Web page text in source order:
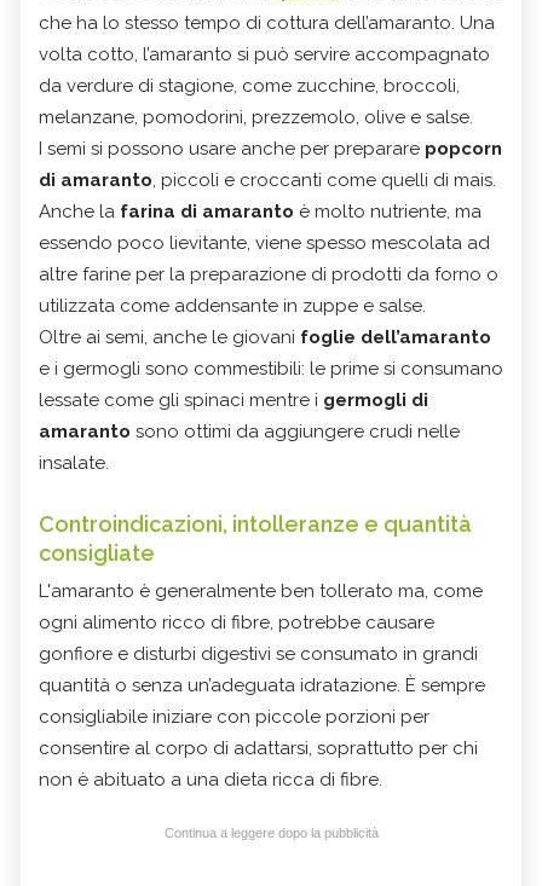
che ha lo stesso tempo di cottura dell’amaranto. Una
volta cotto, l’amaranto si può servire accompagnato
da verdure di stagione, come zucchine, broccoli,
melanzane, pomodorini, prezzemolo, olive e salse.
I semi si possono usare anche per preparare popcorn
di amaranto, piccoli e croccanti come quelli di mais.
Anche la farina di amaranto è molto nutriente, ma
essendo poco lievitante, viene spesso mescolata ad
altre farine per la preparazione di prodotti da forno o
utilizzata come addensante in zuppe e salse.
Oltre ai semi, anche le giovani foglie dell’amaranto
e i germogli sono commestibili: le prime si consumano
lessate come gli spinaci mentre i germogli di
amaranto sono ottimi da aggiungere crudi nelle
insalate.
Controindicazioni, intolleranze e quantità
consigliate
L'amaranto è generalmente ben tollerato ma, come
ogni alimento ricco di fibre, potrebbe causare
gonfiore e disturbi digestivi se consumato in grandi
quantità o senza un’adeguata idratazione. È sempre
consigliabile iniziare con piccole porzioni per
consentire al corpo di adattarsi, soprattutto per chi
non è abituato a una dieta ricca di fibre.
Continua a leggere dopo la pubblicità